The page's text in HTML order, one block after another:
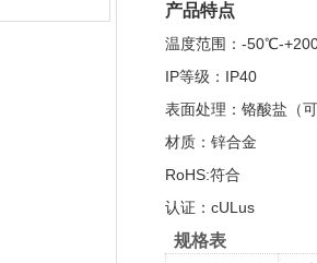
产品特点
温度范围：-50℃-
IP等级：IP40
表面处理：铬酸盐（
材质：锌合金
RoHS:符合
认证：cULus
规格表